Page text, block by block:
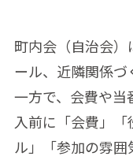
町内会（自治会
ール、近隣関係づ
一方で、会費や
入前に「会費」
ル」「参加の雰